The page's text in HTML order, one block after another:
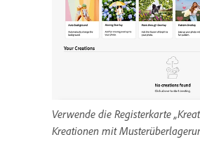
Verwende die Registerkarte
Kreationen mit